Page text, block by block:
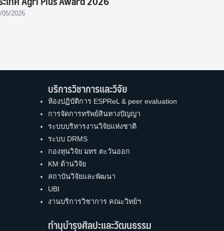
05/2026
บริการวิชาการและวิจัย
ห้องปฏิบัติการ ESPReL & peer evaluation
การจัดการทรัพย์สินทางปัญญา
ระบบบริหารงานวิจัยแห่งชาติ
ระบบ DRMS
กองทุนวิจัย มทร.ตะวันออก
KM ด้านวิจัย
สถาบันวิจัยและพัฒนา
UBI
งานบริการวิชาการ คณะวิทย์ฯ
ทำนุบำรุงศิลปะและวัฒนธรรม